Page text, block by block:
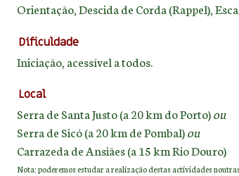
Orientação, Descida de Corda (Rappel),
Dificuldade
Iniciação, acessível a todos.
Local
Serra de Santa Justo (a 20 km do Porto)ou
Serra de Sicó (a 20 km de Pombal)ou
Carrazeda de Ansiães (a 15 km Rio Douro)
Nota: poderemos estudar a realização destas actividades